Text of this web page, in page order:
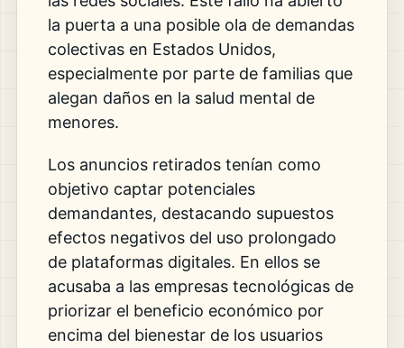
la puerta a una posible ola de demandas
colectivas en Estados Unidos,
especialmente por parte de familias que
alegan daños en la salud mental de
menores.
Los anuncios retirados tenían como
objetivo captar potenciales
demandantes, destacando supuestos
efectos negativos del uso prolongado
de plataformas digitales. En ellos se
acusaba a las empresas tecnológicas de
priorizar el beneficio económico por
encima del bienestar de los usuarios